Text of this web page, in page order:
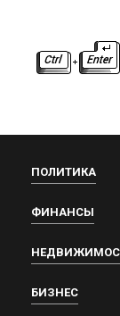
ПОЛИТИКА
ФИНАНСЫ
БИЗНЕС